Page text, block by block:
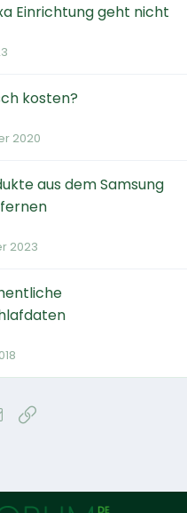
Einrichtung geht nicht
kosten?
2020
aus dem Samsung
2023
E-Mail